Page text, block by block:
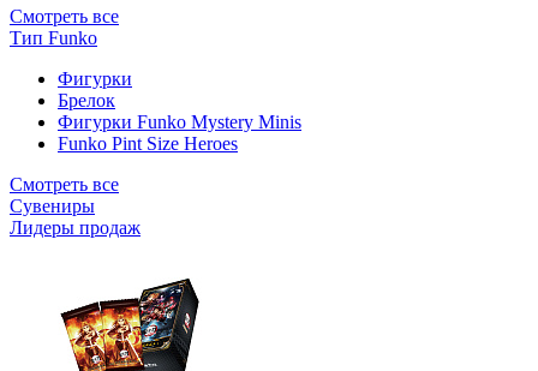
Смотреть все
Тип Funko
Фигурки
Брелок
Фигурки Funko Mystery Minis
Funko Pint Size Heroes
Смотреть все
Сувениры
Лидеры продаж